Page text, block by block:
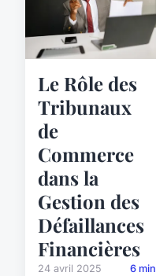
Le Rôle des
Tribunaux
de
Commerce
dans la
Gestion des
Défaillances
Financières
24 avril 2025 6 min